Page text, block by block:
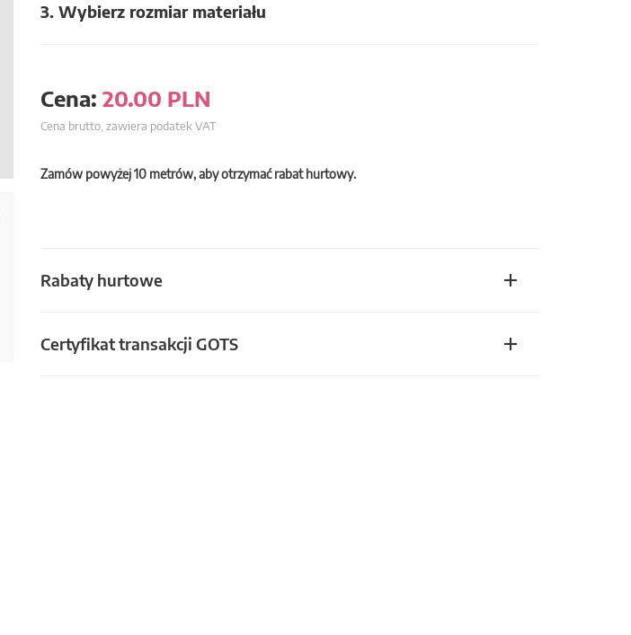
3. Wybierz rozmiar materiału
Cena: 20.00 PLN
Cena brutto, zawiera podatek VAT
Zamów powyżej 10 metrów, aby otrzymać rabat hurtowy.
Rabaty hurtowe
Certyfikat transakcji GOTS